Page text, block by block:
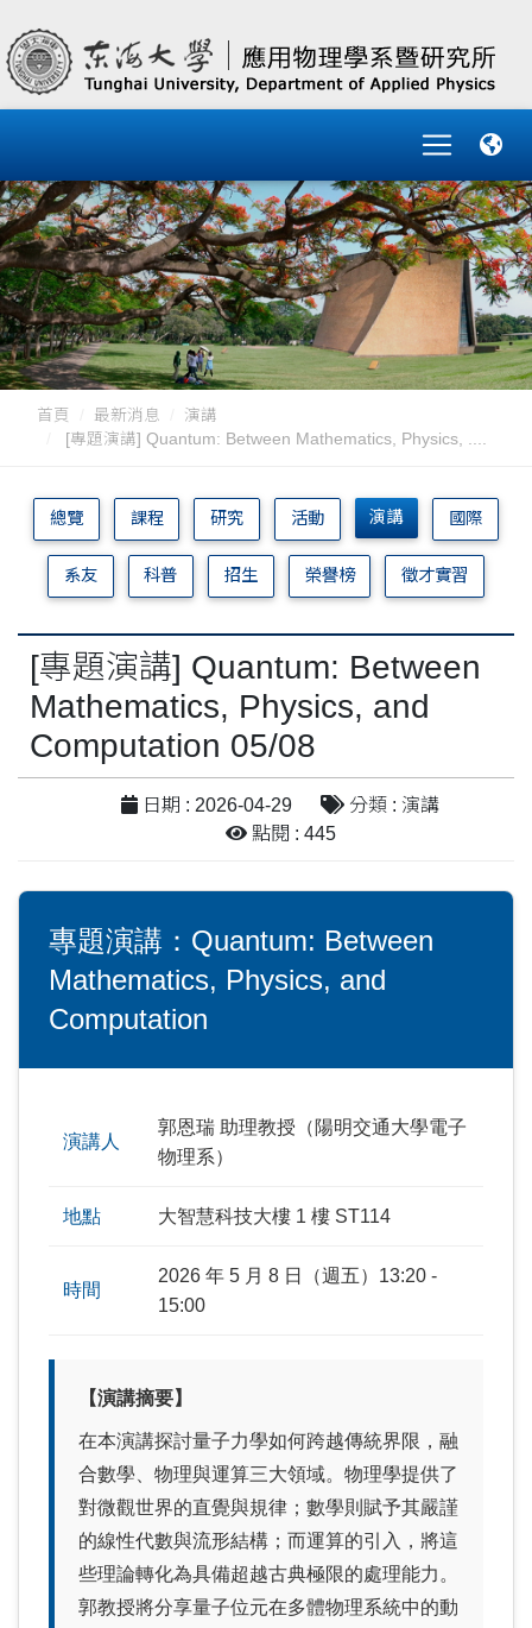
首頁 最新消息
演講
[專題演講] Quantum: Between Mathematics, Physics, ....
總覽 課程 研究 活動 演講 國際
系友 科普 招生 榮譽榜 徵才實習
[專題演講] Quantum: Between
Mathematics, Physics, and
Computation 05/08
日期 : 2026-04-29
分類 : 演講
點閱 : 445
專題演講：Quantum: Between
Mathematics, Physics, and
Computation
演講人
郭恩瑞 助理教授 （陽明交通大學電子
物理系）
地點 大智慧科技大樓 1 樓 ST114
時間
2026 年 5 月 8 日（週五）13:20 -
15:00
【演講摘要】
在本演講探討量子力學如何跨越傳統界限，融
合數學、物理與運算三大領域。物理學提供了
對微觀世界的直覺與規律；數學則賦予其嚴謹
的線性代數與流形結構；而運算的引入，將這
些理論轉化為具備超越古典極限的處理能力。
郭教授將分享量子位元在多體物理系統中的動